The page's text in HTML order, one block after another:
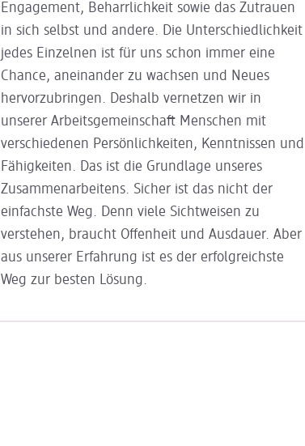
Engagement, Beharrlichkeit sowie das Zutrauen
in sich selbst und andere. Die Unterschiedlichkeit
jedes Einzelnen ist für uns schon immer eine
Chance, aneinander zu wachsen und Neues
hervorzubringen. Deshalb vernetzen wir in
unserer Arbeitsgemeinschaft Menschen mit
verschiedenen Persönlichkeiten, Kenntnissen und
Fähigkeiten. Das ist die Grund lage unseres
Zusammenarbeitens. Sicher ist das nicht der
einfachste Weg. Denn viele Sichtweisen zu
verstehen, braucht Offenheit und Ausdauer. Aber
aus unserer Erfahrung ist es der erfolgreichste
Weg zur besten Lösung.